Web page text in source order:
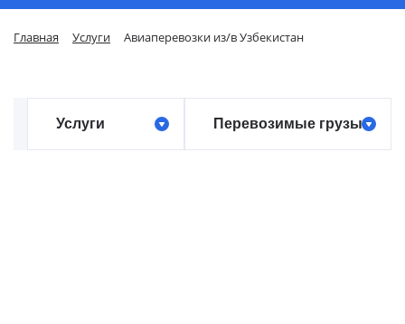
Главная Услуги Авиаперевозки из/в Узбекистан
Услуги Перевозимые грузы